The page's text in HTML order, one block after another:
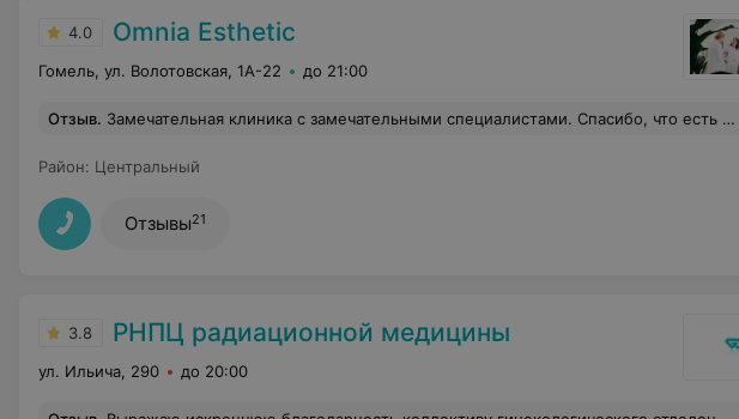
4.0 Omnia Esthetic
Гомель, ул. Волотовская, 1А-22 до 21:00
Отзыв. Замечательная клиника с замечательными специалистами. Спасибо, что есть такие, как вы!
Район: Центральный
Отзывы21
3.8 РНПЦ радиационной медицины
ул. Ильича, 290 до 20:00